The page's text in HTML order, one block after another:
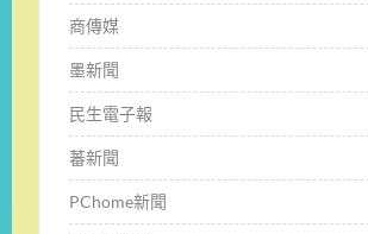
商傳媒
墨新聞
民生電子報
蕃新聞
PChome新聞